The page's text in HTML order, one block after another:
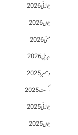
جولائی 2026
جون 2026
مئی 2026
اپریل 2026
دسمبر 2025
اگست 2025
جولائی 2025
جون 2025